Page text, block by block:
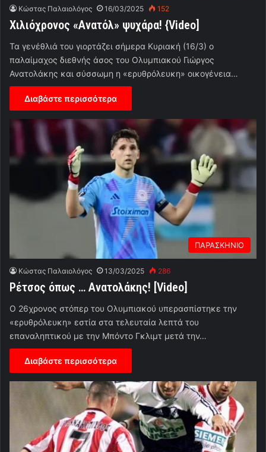
Κώστας Παλαιολόγος 16/03/2025 152
Χιλιόχρονος «Ανατόλ» ψυχάρα! {Video]
Τα γενέθλιά του γιορτάζει σήμερα Κυριακή (16/3) ο
παλαίμαχος διεθνής άσος του Ολυμπιακού Γιώργος
Ανατολάκης και σύσσωμη η «ερυθρόλευκη» οικογένεια…
Διαβάστε περισσότερα
ΠΑΡΑΣΚΗΝΙΟ
Κώστας Παλαιολόγος 13/03/2025 286
Ρέτσος όπως … Ανατολάκης! [Video]
Ο 26χρονος στόπερ του Ολυμπιακού υπερασπίστηκε την
«ερυθρόλευκη» εστία στα τελευταία λεπτά του
επαναληπτικού με την Μπόντο Γκλιμτ μετά την…
Διαβάστε περισσότερα